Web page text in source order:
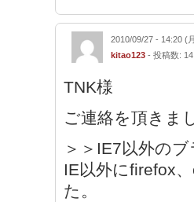
2010/09/27 - 14:20 (
kitao123 - 投稿数: 14
TNK様
ご連絡を頂きま
＞＞IE7以外の
IE以外にfirefox
た。